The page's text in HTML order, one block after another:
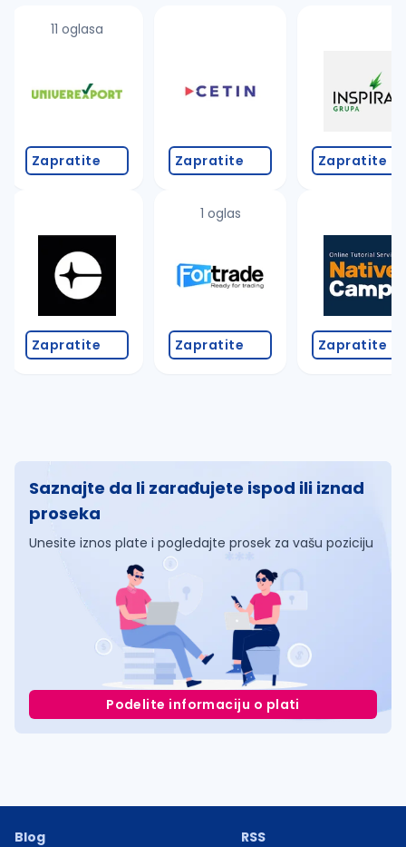
proverite pravopisne greške (koristite č, ć, š, đ,
promenite odabrane filtere pretrage
11 oglasa
Zapratite
Zapratite
Zapratite
1 oglas
Zapratite
Zapratite
Zapratite
Saznajte da li zarađujete ispod ili iznad
proseka
Unesite iznos plate i pogledajte prosek za vašu poziciju
Podelite informaciju o plati
Blog
RSS